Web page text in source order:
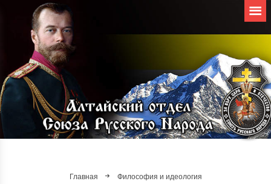
Главная Философия и идеология